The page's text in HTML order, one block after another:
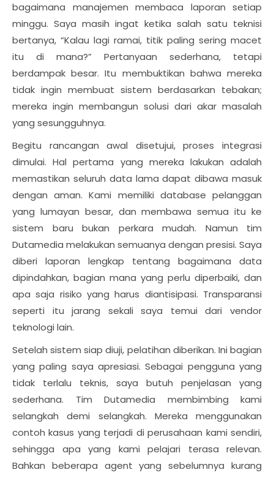
bagaimana manajemen membaca laporan setiap
minggu. Saya masih ingat ketika salah satu teknisi
bertanya, “Kalau lagi ramai, titik paling sering macet
itu di mana?” Pertanyaan sederhana, tetapi
berdampak besar. Itu membuktikan bahwa mereka
tidak ingin membuat sistem berdasarkan tebakan;
mereka ingin membangun solusi dari akar masalah
yang sesungguhnya.
Begitu rancangan awal disetujui, proses integrasi
dimulai. Hal pertama yang mereka lakukan adalah
memastikan seluruh data lama dapat dibawa masuk
dengan aman. Kami memiliki database pelanggan
yang lumayan besar, dan membawa semua itu ke
sistem baru bukan perkara mudah. Namun tim
Dutamedia melakukan semuanya dengan presisi. Saya
diberi laporan lengkap tentang bagaimana data
dipindahkan, bagian mana yang perlu diperbaiki, dan
apa saja risiko yang harus diantisipasi. Transparansi
seperti itu jarang sekali saya temui dari vendor
teknologi lain.
Setelah sistem siap diuji, pelatihan diberikan. Ini bagian
yang paling saya apresiasi. Sebagai pengguna yang
tidak terlalu teknis, saya butuh penjelasan yang
sederhana. Tim Dutamedia membimbing kami
selangkah demi selangkah. Mereka menggunakan
contoh kasus yang terjadi di perusahaan kami sendiri,
sehingga apa yang kami pelajari terasa relevan.
Bahkan beberapa agent yang sebelumnya kurang